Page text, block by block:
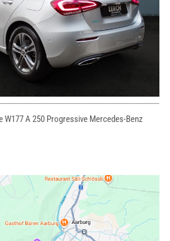
W177 A 250 Progressive Mercedes-Benz